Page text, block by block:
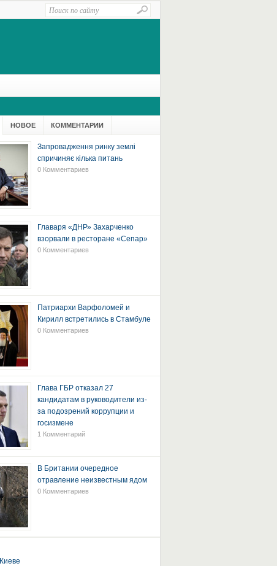
НОВОЕ КОММЕНТАРИИ
Запровадження ринку землі
спричиняє кілька питань
0 Комментариев
Главаря «ДНР» Захарченко
взорвали в ресторане «Сепар»
0 Комментариев
Патриархи Варфоломей и
Кирилл встретились в Стамбуле
0 Комментариев
Глава ГБР отказал 27
кандидатам в руководители из-
за подозрений коррупции и
госизмене
1 Комментарий
В Британии очередное
отравление неизвестным ядом
0 Комментариев
Киеве